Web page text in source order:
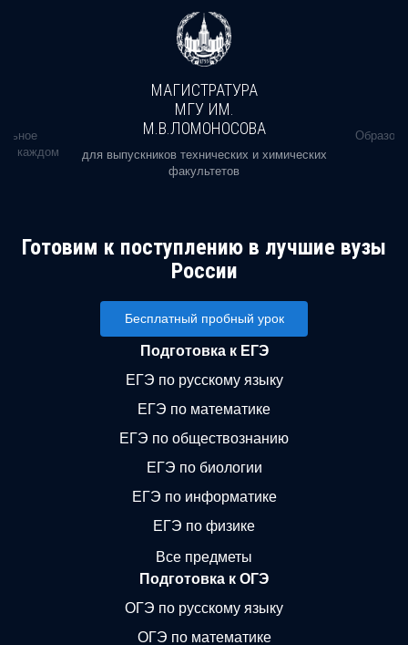
в каждом
МАГИСТРАТУРА
МГУ ИМ.
М.В.ЛОМОНОСОВА
для выпускников технических и химических
факультетов
Готовим к поступлению в лучшие вузы
России
Бесплатный пробный урок
Подготовка к ЕГЭ
ЕГЭ по русскому языку
ЕГЭ по математике
ЕГЭ по обществознанию
ЕГЭ по биологии
ЕГЭ по информатике
ЕГЭ по физике
Все предметы
Подготовка к ОГЭ
ОГЭ по русскому языку
ОГЭ по математике